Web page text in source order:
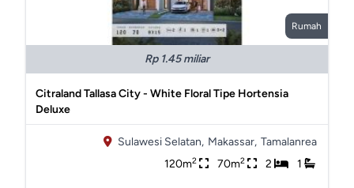
Rumah
Rp 1.45 miliar
Citraland Tallasa City - White Floral Tipe Hortensia
Deluxe
Sulawesi Selatan, Makassar, Tamalanrea
120m2 70m2 2 1